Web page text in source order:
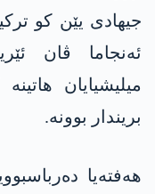
جیھادی یێن کو
ئەنجاما ڤان
میلیشیایان
بریندار بوونە.